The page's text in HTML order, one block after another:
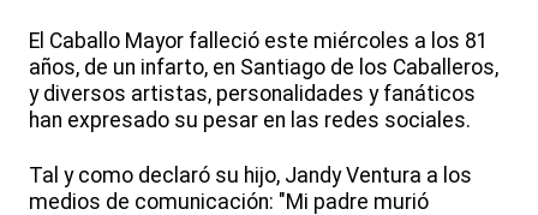
El Caballo Mayor falleció este miércoles a los 81
años, de un infarto, en Santiago de los Caballeros,
y diversos artistas, personalidades y fanáticos
han expresado su pesar en las redes sociales.
Tal y como declaró su hijo, Jandy Ventura a los
medios de comunicación: "Mi padre murió